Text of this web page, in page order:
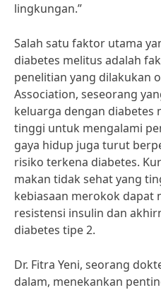
lingkungan.”
Salah satu faktor utama
diabetes melitus adalah
penelitian yang dilakukan
Association, seseorang
keluarga dengan diabetes
tinggi untuk mengalami
gaya hidup juga turut
risiko terkena diabetes.
makan tidak sehat yang
kebiasaan merokok dapat
resistensi insulin dan
diabetes tipe 2.
Dr. Fitra Yeni, seorang
dalam, menekankan